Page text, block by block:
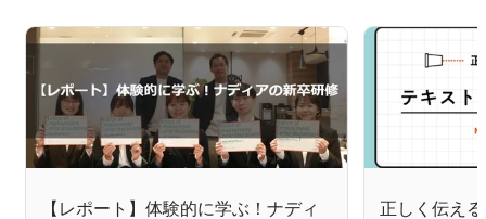
【レポート】体験的に学ぶ！ナディ
正しく伝え